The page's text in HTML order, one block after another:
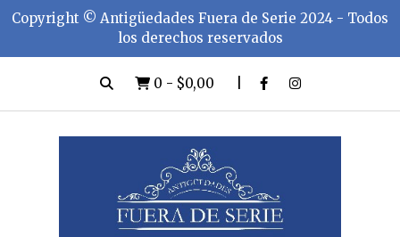
Copyright ©️ Antigüedades Fuera de Serie 2024 - Todos
los derechos reservados
0 - $0,00